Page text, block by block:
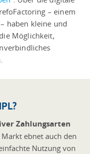
– einem
haben kleine und
Möglichkeit,
Zahlungsarten
ebnet auch den
Nutzung von